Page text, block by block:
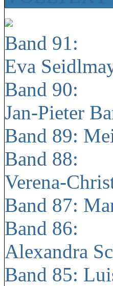
Band 91:
Eva
Band 90:
Jan-Pieter
Band 89:
Band 88:
Verena-
Band 87:
Band 86:
Alexandra
Band 85: